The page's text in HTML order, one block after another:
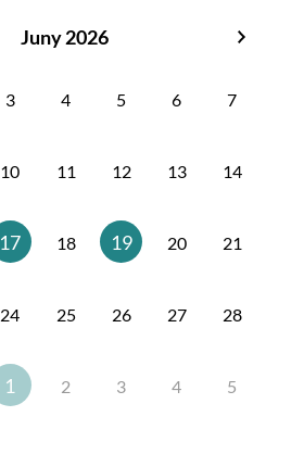
Juny 2026
3 4 5 6 7
10 11 12 13 14
17 18 19 20 21
24 25 26 27 28
1 2 3 4 5